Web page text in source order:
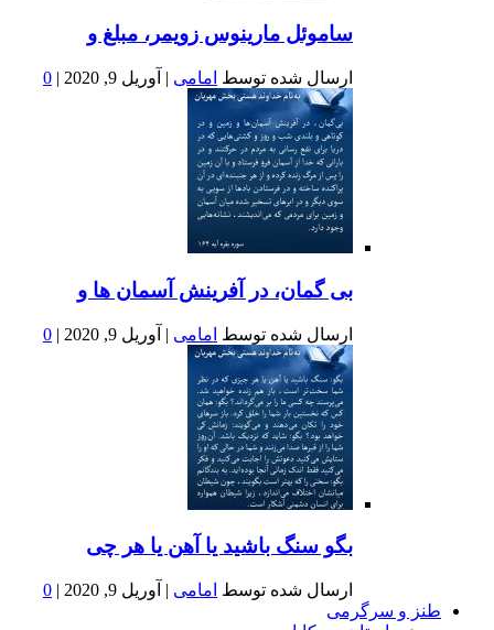
ساموئل مارینوس زویمر، مبلغ و
ارسال شده توسط امامی|آوریل 9, 2020 |
0
بى گمان، در آفرينش آسمان ها و
ارسال شده توسط امامی|آوریل 9, 2020 |
0
بگو سنگ باشید یا آهن یا هر چی
ارسال شده توسط امامی|آوریل 9, 2020 |
0
سرگرمی